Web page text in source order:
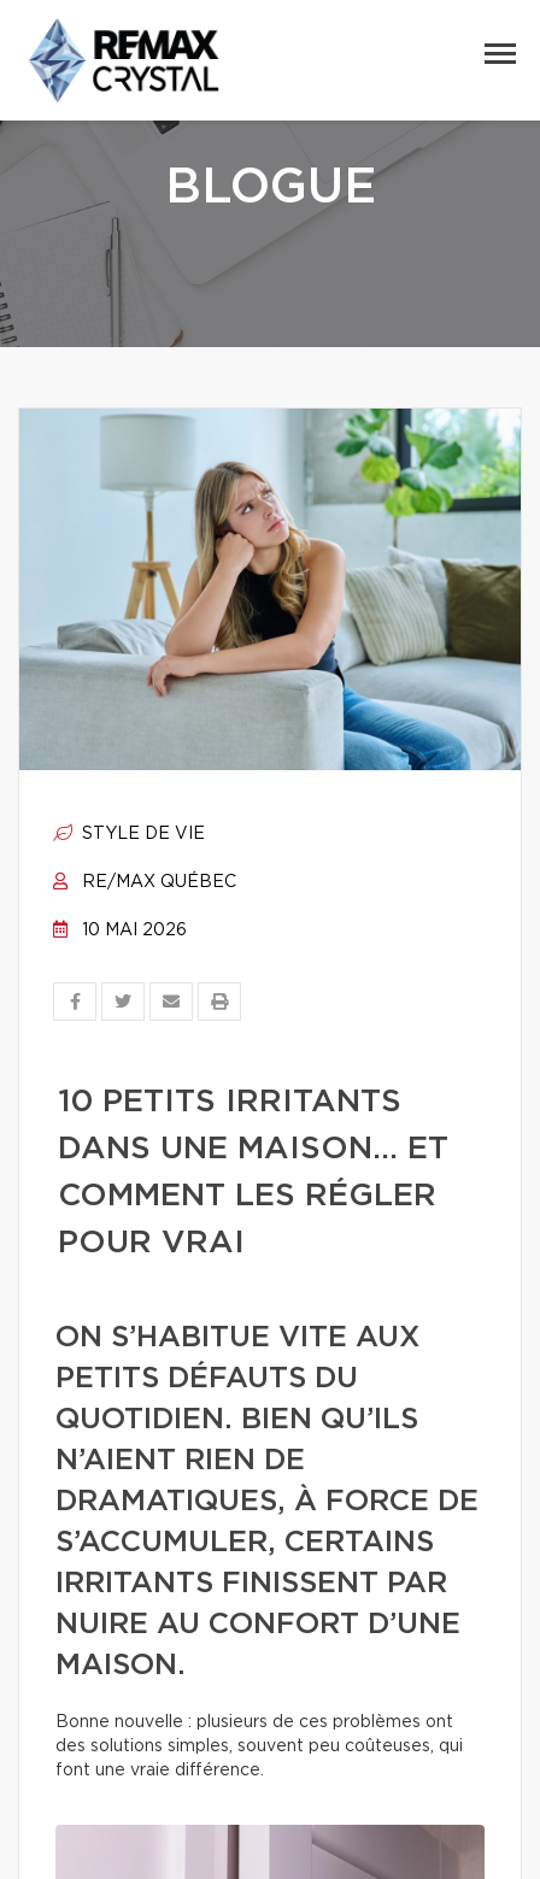
BLOGUE
STYLE DE VIE
RE/MAX QUÉBEC
10 MAI 2026
10 PETITS IRRITANTS
DANS UNE MAISON… ET
COMMENT LES RÉGLER
POUR VRAI
ON S’HABITUE VITE AUX
PETITS DÉFAUTS DU
QUOTIDIEN. BIEN QU’ILS
N’AIENT RIEN DE
DRAMATIQUES, À FORCE DE
S’ACCUMULER, CERTAINS
IRRITANTS FINISSENT PAR
NUIRE AU CONFORT D’UNE
MAISON.
Bonne nouvelle : plusieurs de ces problèmes ont
des solutions simples, souvent peu coûteuses, qui
font une vraie différence.